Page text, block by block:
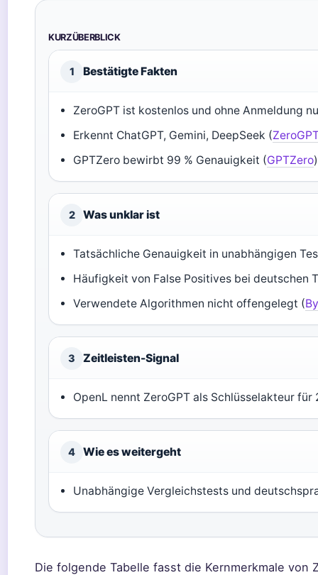
KURZÜBERBLICK
1 Bestätigte Fakten
ZeroGPT ist kostenlos und ohne Anmeldung
Erkennt ChatGPT, Gemini, DeepSeek (
GPTZero bewirbt 99 % Genauigkeit (GPTZero)
2 Was unklar ist
Tatsächliche Genauigkeit in unabhängigen
Häufigkeit von False Positives bei deutschen
Verwendete Algorithmen nicht offengelegt (
3 Zeitleisten-Signal
OpenL nennt ZeroGPT als Schlüsselakteur für
4 Wie es weitergeht
Unabhängige Vergleichstests und
Die folgende Tabelle fasst die Kernmerkmale von